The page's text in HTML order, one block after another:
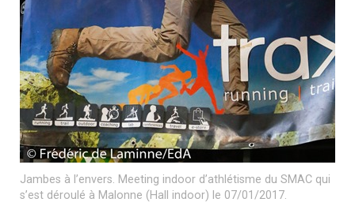
Jambes à l’envers. Meeting indoor d’athlétisme du SMAC qui
s’est déroulé à Malonne (Hall indoor) le 07/01/2017.